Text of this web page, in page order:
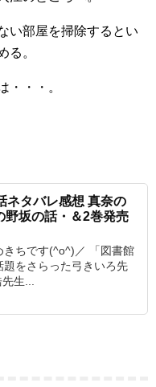
い部屋を掃除するとい
る。
・・・。
ネタバレ感想 真奈の
野坂の話・＆2巻発売
きちです(^o^)／ 「図書館
をさらった弓きいろ先
生...